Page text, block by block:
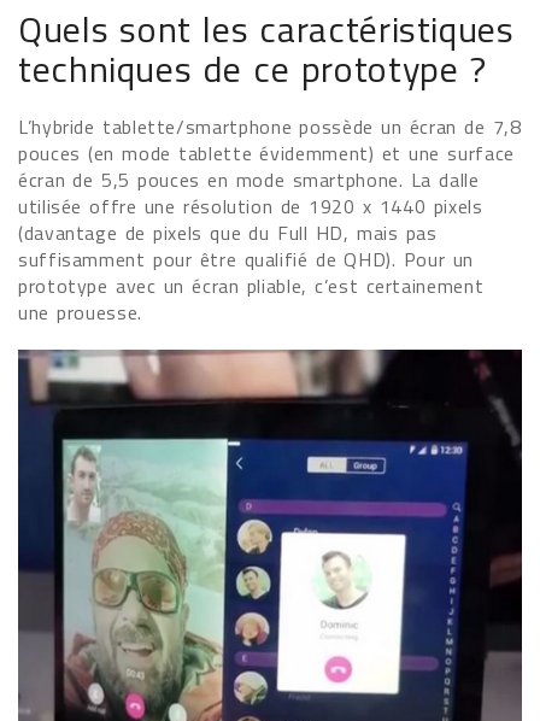
Quels sont les caractéristiques
techniques de ce prototype ?
L’hybride tablette/smartphone possède un écran de 7,8
pouces (en mode tablette évidemment) et une surface
écran de 5,5 pouces en mode smartphone. La dalle
utilisée offre une résolution de 1920 x 1440 pixels
(davantage de pixels que du Full HD, mais pas
suffisamment pour être qualifié de QHD). Pour un
prototype avec un écran pliable, c’est certainement
une prouesse.